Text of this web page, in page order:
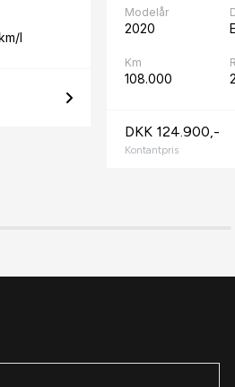
l
Modelår
2020
Km
108.000
DKK 124.900,-
Kontantpris